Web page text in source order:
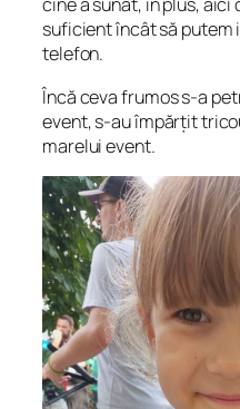
suficient încât să putem
telefon.
Încă ceva frumos s-a
event, s-au împărțit
marelui event.